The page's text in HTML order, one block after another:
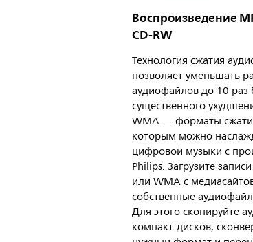
Воспроизведение
CD-RW
Технология сжатия
позволяет уменьшать
аудиофайлов до 10 раз
существенного
WMA — форматы
которым можно
цифровой музыки с
Philips. Загрузите
или WMA с
собственные
Для этого скопируйте
компакт-дисков,